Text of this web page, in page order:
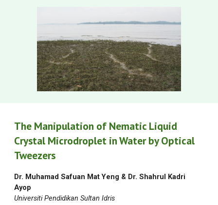
The Manipulation of Nematic Liquid
Crystal Microdroplet in Water by Optical
Tweezers
Dr. Muhamad Safuan Mat Yeng & Dr. Shahrul Kadri
Ayop
Universiti Pendidikan Sultan Idris